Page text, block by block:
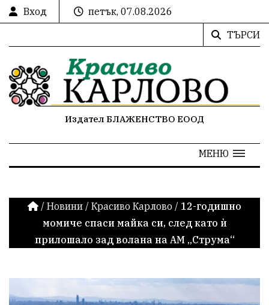
Вход
петък, 07.08.2026
ТЪРСИ
Издател БЛАЖЕНСТВО ЕООД
МЕНЮ
/ Новини / Красиво Карлово / 12-годишно
момиче спаси майка си, след като ѝ
прилошало зад волана на АМ „Струма“